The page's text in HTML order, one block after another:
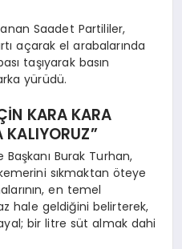
Saadet Partililer,
açarak el arabalarında
taşıyarak basın
yürüdü.
KARA KARA
KALIYORUZ”
Burak Turhan,
sıkmaktan öteye
en temel
hale geldiğini belirterek,
bir litre süt almak dahi